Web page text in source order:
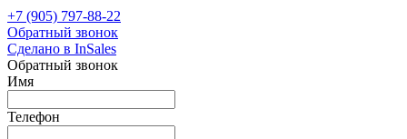
+7 (905) 797-88-22
Обратный звонок
Сделано в InSales
Обратный звонок
Имя
Телефон